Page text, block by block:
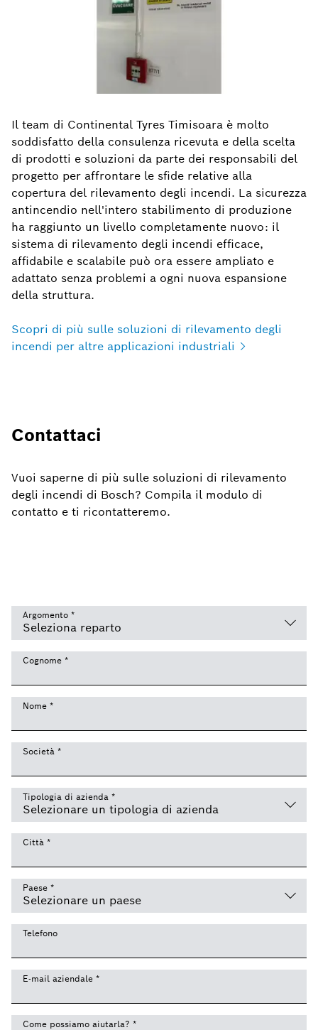
Il team di Continental Tyres Timisoara è molto
soddisfatto della consulenza ricevuta e della scelta
di prodotti e soluzioni da parte dei responsabili del
progetto per affrontare le sfide relative alla
copertura del rilevamento degli incendi. La sicurezza
antincendio nell'intero stabilimento di produzione
ha raggiunto un livello completamente nuovo: il
sistema di rilevamento degli incendi efficace,
affidabile e scalabile può ora essere ampliato e
adattato senza problemi a ogni nuova espansione
della struttura.
Scopri di più sulle soluzioni di rilevamento degli
incendi per altre applicazioni industriali
Contattaci
Vuoi saperne di più sulle soluzioni di rilevamento
degli incendi di Bosch? Compila il modulo di
contatto e ti ricontatteremo.
Argomento *
Cognome *
Nome *
Società *
Tipologia di azienda *
Città *
Paese *
Telefono
E-mail aziendale *
Come possiamo aiutarla? *